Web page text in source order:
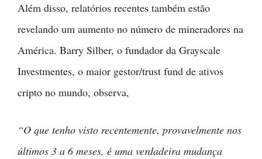
Além disso, relatórios recentes também estão
revelando um aumento no número de mineradores na
América. Barry Silber, o fundador da Grayscale
Investmentes, o maior gestor/trust fund de ativos
cripto no mundo, observa,
“O que tenho visto recentemente, provavelmente nos
últimos 3 a 6 meses, é uma verdadeira mudança